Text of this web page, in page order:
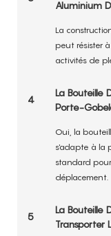
Aluminium
La
peut résister
activités de
4
La Bouteille
Porte-
Oui, la
s'adapte à la
standard
déplacement.
5
La Bouteille
Transporter